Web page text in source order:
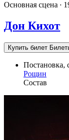
Основная сцена ∙
Дон Кихот
Купить билет
Постановка,
Рощин
Состав